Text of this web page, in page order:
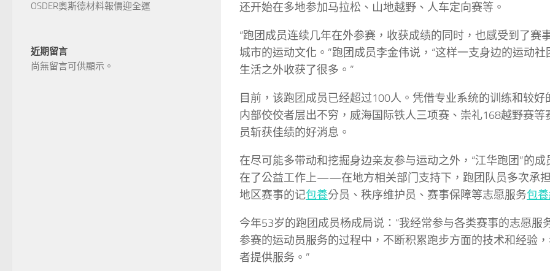
还开始在多地参加马拉松、山地越野、人车定向赛等。
“跑团成员连续几年在外参赛，收获成绩的同时，也感受到了赛
城市的运动文化。”跑团成员李金伟说，“这样一支身边的运动
生活之外收获了很多。”
目前，该跑团成员已经超过100人。凭借专业系统的训练和较好
内部佼佼者层出不穷，威海国际铁人三项赛、崇礼168越野赛等
员斩获佳绩的好消息。
在尽可能多带动和挖掘身边亲友参与运动之外，“江华跑团”的
在了公益工作上——在地方相关部门支持下，跑团队员多次承
地区赛事的记包養分员、秩序维护员、赛事保障等志愿服务包
今年53岁的跑团成员杨成局说：“我经常参与各类赛事的志愿服
参赛的运动员服务的过程中，不断积累跑步方面的技术和经验
者提供服务。”
OSDER奧斯德材料報價迎全運
近期留言
尚無留言可供顯示。